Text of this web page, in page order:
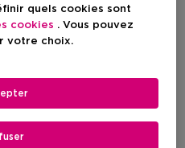
quels cookies sont
cookies . Vous pouvez
votre choix.